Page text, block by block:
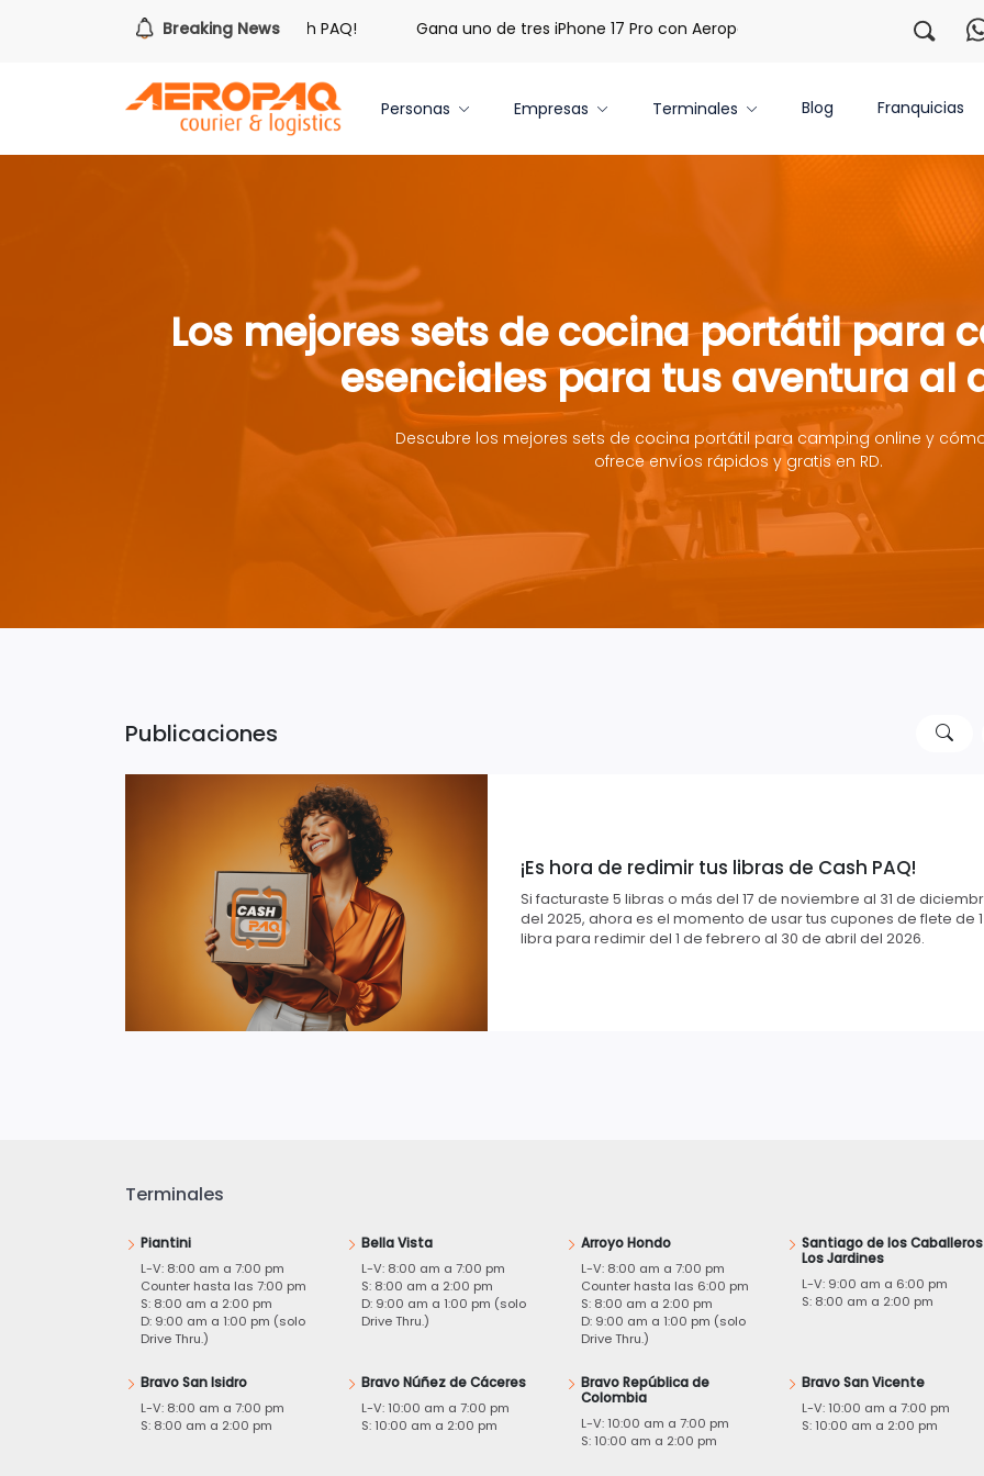
Breaking News
¡Es hora de redimir tus libras de Cash PAQ! Gana uno de tres iPhone 17 Pro con Aeropaq Prime ¡Regístrate con
Personas Empresas Terminales Blog Franquicias
Los mejores sets de cocina portátil para
esenciales para tus aventura al
Descubre los mejores sets de cocina portátil para camping online y
ofrece envíos rápidos y gratis en RD.
Publicaciones
¡Es hora de redimir tus libras de Cash PAQ!
Si facturaste 5 libras o más del 17 de noviembre al 31 de
del 2025, ahora es el momento de usar tus cupones de flete de 1
libra para redimir del 1 de febrero al 30 de abril del 2026.
Terminales
Piantini
L-V: 8:00 am a 7:00 pm
Counter hasta las 7:00 pm
S: 8:00 am a 2:00 pm
D: 9:00 am a 1:00 pm (solo
Drive Thru.)
Bella Vista
L-V: 8:00 am a 7:00 pm
S: 8:00 am a 2:00 pm
D: 9:00 am a 1:00 pm (solo
Drive Thru.)
Arroyo Hondo
L-V: 8:00 am a 7:00 pm
Counter hasta las 6:00 pm
S: 8:00 am a 2:00 pm
D: 9:00 am a 1:00 pm (solo
Drive Thru.)
Santiago de los
Los Jardines
L-V: 9:00 am a 6:00 pm
S: 8:00 am a 2:00 pm
Bravo San Isidro
L-V: 8:00 am a 7:00 pm
S: 8:00 am a 2:00 pm
Bravo Núñez de Cáceres
L-V: 10:00 am a 7:00 pm
S: 10:00 am a 2:00 pm
Bravo República de
Colombia
L-V: 10:00 am a 7:00 pm
S: 10:00 am a 2:00 pm
Bravo San Vicente
L-V: 10:00 am a 7:00 pm
S: 10:00 am a 2:00 pm